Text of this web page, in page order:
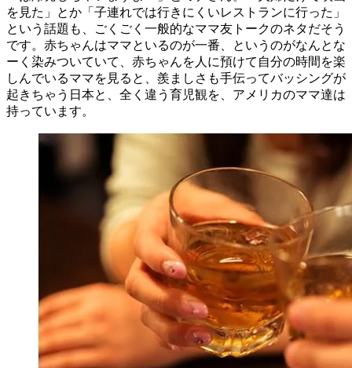
を見た」とか「子連れでは行きにくいレストランに行った」
という話題も、ごくごく一般的なママ友トークのネタだそう
です。赤ちゃんはママといるのが一番、というのがなんとな
ーく染みついていて、赤ちゃんを人に預けて自分の時間を楽
しんでいるママを見ると、羨ましさも手伝ってバッシングが
起きちゃう日本と、全く違う育児観を、アメリカのママ達は
持っています。